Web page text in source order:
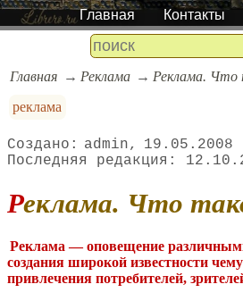
Главная Контакты
Главная Реклама
Реклама. Что
реклама
admin
19.05.2008
Реклама. Что
Реклама — оповещение
создания широкой известности
привлечения потребителей,